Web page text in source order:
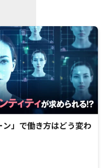
」で働き方はどう変わ